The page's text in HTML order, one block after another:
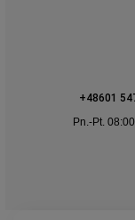
+48601
Pn.-Pt.